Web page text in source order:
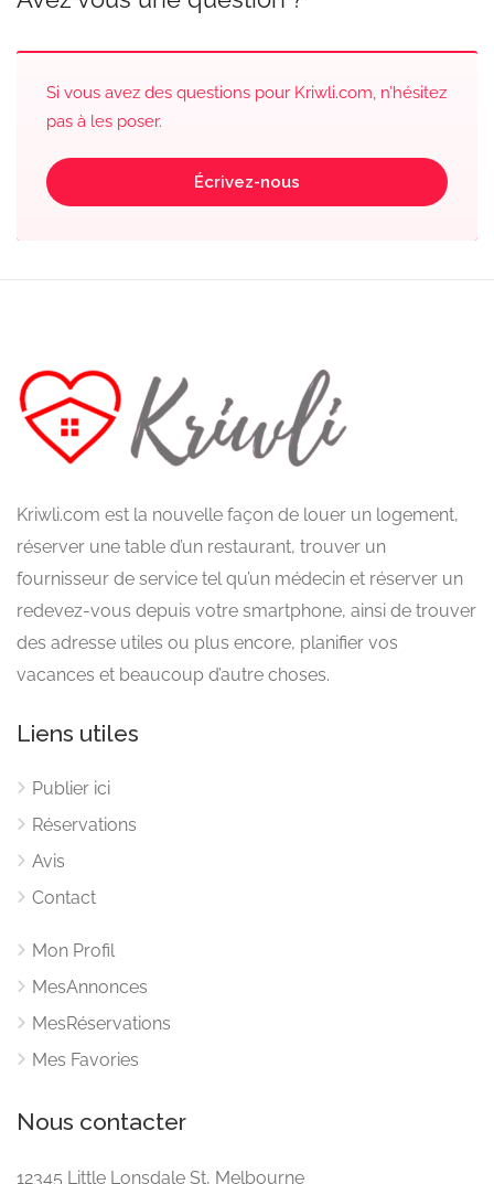
Si vous avez des questions pour Kriwli.com, n’hésitez
pas à les poser.
Écrivez-nous
Kriwli.com est la nouvelle façon de louer un logement,
réserver une table d’un restaurant, trouver un
fournisseur de service tel qu’un médecin et réserver un
redevez-vous depuis votre smartphone, ainsi de trouver
des adresse utiles ou plus encore, planifier vos
vacances et beaucoup d’autre choses.
Liens utiles
Publier ici
Réservations
Avis
Contact
Mon Profil
MesAnnonces
MesRéservations
Mes Favories
Nous contacter
12345 Little Lonsdale St, Melbourne